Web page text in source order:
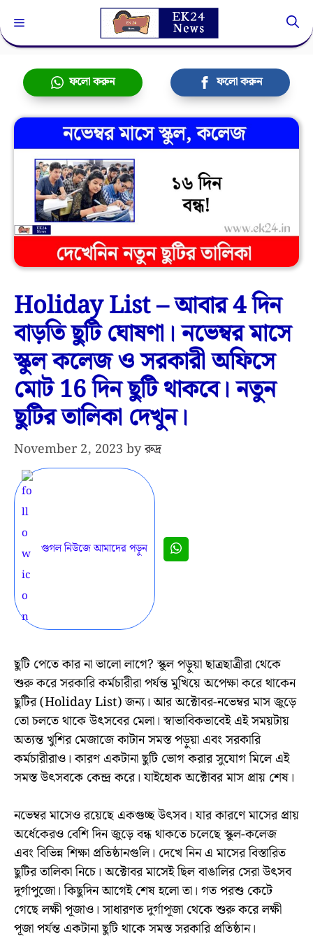
to
content
Menu
ফলো করুন ফলো করুন
Holiday List – আবার 4 দিন
বাড়তি ছুটি ঘোষণা। নভেম্বর মাসে
স্কুল কলেজ ও সরকারী অফিসে
মোট 16 দিন ছুটি থাকবে। নতুন
ছুটির তালিকা দেখুন।
November 2, 2023 byরুদ্র
গুগল নিউজে আমাদের পড়ুন
ছুটি পেতে কার না ভালো লাগে? স্কুল পড়ুয়া ছাত্রছাত্রীরা থেকে
শুরু করে সরকারি কর্মচারীরা পর্যন্ত মুখিয়ে অপেক্ষা করে থাকেন
ছুটির (Holiday List) জন্য। আর অক্টোবর-নভেম্বর মাস জুড়ে
তো চলতে থাকে উৎসবের মেলা। স্বাভাবিকভাবেই এই সময়টায়
অত্যন্ত খুশির মেজাজে কাটান সমস্ত পড়ুয়া এবং সরকারি
কর্মচারীরাও। কারণ একটানা ছুটি ভোগ করার সুযোগ মিলে এই
সমস্ত উৎসবকে কেন্দ্র করে। যাইহোক অক্টোবর মাস প্রায় শেষ।
নভেম্বর মাসেও রয়েছে একগুচ্ছ উৎসব। যার কারণে মাসের প্রায়
অর্ধেকেরও বেশি দিন জুড়ে বন্ধ থাকতে চলেছে স্কুল-কলেজ
এবং বিভিন্ন শিক্ষা প্রতিষ্ঠানগুলি। দেখে নিন এ মাসের বিস্তারিত
ছুটির তালিকা নিচে। অক্টোবর মাসেই ছিল বাঙালির সেরা উৎসব
দুর্গাপুজো। কিছুদিন আগেই শেষ হলো তা। গত পরশু কেটে
গেছে লক্ষী পূজাও। সাধারণত দুর্গাপূজা থেকে শুরু করে লক্ষী
পূজা পর্যন্ত একটানা ছুটি থাকে সমস্ত সরকারি প্রতিষ্ঠান।